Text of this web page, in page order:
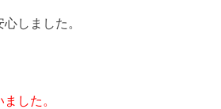
しました。
した。